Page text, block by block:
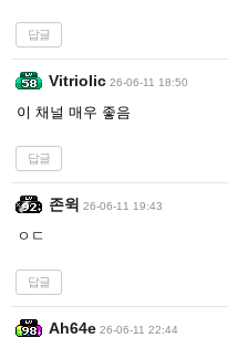
답글
Vitriolic 26-06-11 18:50
이 채널 매우 좋음
답글
존윅 26-06-11 19:43
ㅇㄷ
답글
Ah64e 26-06-11 22:44